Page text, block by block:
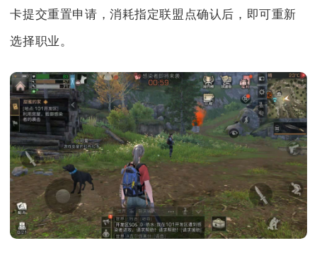
卡提交重置申请，消耗指定联盟点确认后，即可重新
选择职业。